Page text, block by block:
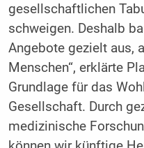
gesellschaftlichen
schweigen. Deshalb
Angebote gezielt aus,
Menschen“, erklärte
Grundlage für das
Gesellschaft. Durch
medizinische